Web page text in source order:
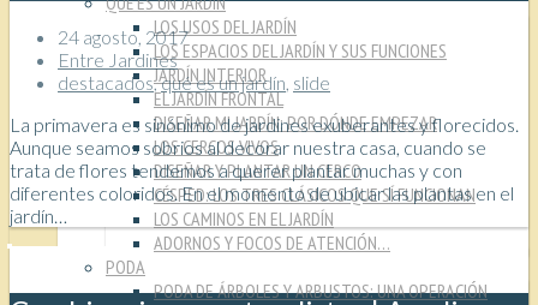
LOS USOS DEL JARDÍN
LOS ESPACIOS DEL JARDÍN Y SUS FUNCIONES
JARDÍN INTERIOR
EL JARDÍN FRONTAL
DISEÑAR MI JARDÍN: POR DÓNDE EMPEZAR
LOS CERCOS VIVOS
DISEÑAR Y PLANTAR UN CERCO
CÉSPED: LOS TRES CLÁSICOS QUE SÍ FUNCIONAN
LOS CAMINOS EN EL JARDÍN
ADORNOS Y FOCOS DE ATENCIÓN…
PODA
PODA DE ÁRBOLES Y ARBUSTOS: UNA OPERACIÓN
24 agosto, 2017
Entre Jardines
destacados,qué es un jardín, slide
La primavera es sinónimo de jardines exuberantes y florecidos.
Aunque seamos sobrios al decorar nuestra casa, cuando se
trata de flores tendemos a querer plantar muchas y con
diferentes coloridos. En el momento de ubicar las plantas en el
jardín…